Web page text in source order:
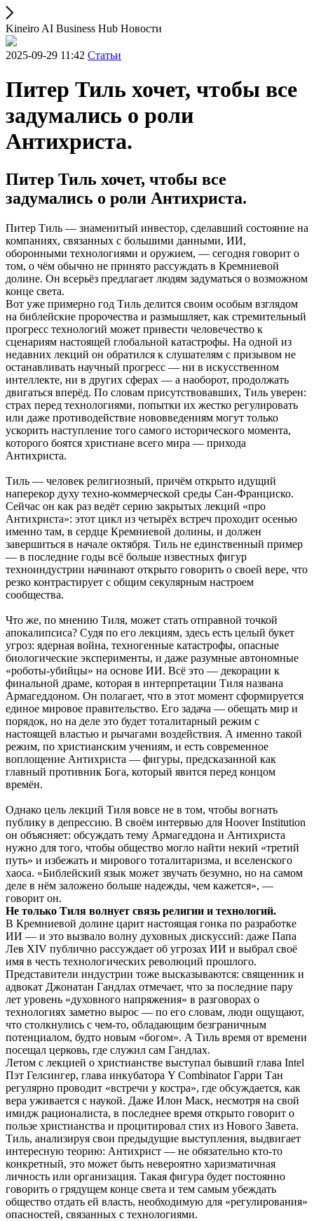
Kineiro AI Business Hub Новости
2025-09-29 11:42 Статьи
Питер Тиль хочет, чтобы все
задумались о роли
Антихриста.
Питер Тиль хочет, чтобы все
задумались о роли Антихриста.
Питер Тиль — знаменитый инвестор, сделавший состояние на
компаниях, связанных с большими данными, ИИ,
оборонными технологиями и оружием, — сегодня говорит о
том, о чём обычно не принято рассуждать в Кремниевой
долине. Он всерьёз предлагает людям задуматься о возможном
конце света.
Вот уже примерно год Тиль делится своим особым взглядом
на библейские пророчества и размышляет, как стремительный
прогресс технологий может привести человечество к
сценариям настоящей глобальной катастрофы. На одной из
недавних лекций он обратился к слушателям с призывом не
останавливать научный прогресс — ни в искусственном
интеллекте, ни в других сферах — а наоборот, продолжать
двигаться вперёд. По словам присутствовавших, Тиль уверен:
страх перед технологиями, попытки их жестко регулировать
или даже противодействие нововведениям могут только
ускорить наступление того самого исторического момента,
которого боятся христиане всего мира — прихода
Антихриста.
Тиль — человек религиозный, причём открыто идущий
наперекор духу техно-коммерческой среды Сан-Франциско.
Сейчас он как раз ведёт серию закрытых лекций «про
Антихриста»: этот цикл из четырёх встреч проходит осенью
именно там, в сердце Кремниевой долины, и должен
завершиться в начале октября. Тиль не единственный пример
— в последние годы всё больше известных фигур
техноиндустрии начинают открыто говорить о своей вере, что
резко контрастирует с общим секулярным настроем
сообщества.
Что же, по мнению Тиля, может стать отправной точкой
апокалипсиса? Судя по его лекциям, здесь есть целый букет
угроз: ядерная война, техногенные катастрофы, опасные
биологические эксперименты, и даже разумные автономные
«роботы-убийцы» на основе ИИ. Всё это — декорации к
финальной драме, которая в интерпретации Тиля названа
Армагеддоном. Он полагает, что в этот момент сформируется
единое мировое правительство. Его задача — обещать мир и
порядок, но на деле это будет тоталитарный режим с
настоящей властью и рычагами воздействия. А именно такой
режим, по христианским учениям, и есть современное
воплощение Антихриста — фигуры, предсказанной как
главный противник Бога, который явится перед концом
времён.
Однако цель лекций Тиля вовсе не в том, чтобы вогнать
публику в депрессию. В своём интервью для Hoover Institution
он объясняет: обсуждать тему Армагеддона и Антихриста
нужно для того, чтобы общество могло найти некий «третий
путь» и избежать и мирового тоталитаризма, и вселенского
хаоса. «Библейский язык может звучать безумно, но на самом
деле в нём заложено больше надежды, чем кажется», —
говорит он.
Не только Тиля волнует связь религии и технологий.
В Кремниевой долине царит настоящая гонка по разработке
ИИ — и это вызвало волну духовных дискуссий: даже Папа
Лев XIV публично рассуждает об угрозах ИИ и выбрал своё
имя в честь технологических революций прошлого.
Представители индустрии тоже высказываются: священник и
адвокат Джонатан Гандлах отмечает, что за последние пару
лет уровень «духовного напряжения» в разговорах о
технологиях заметно вырос — по его словам, люди ощущают,
что столкнулись с чем-то, обладающим безграничным
потенциалом, будто новым «богом». А Тиль время от времени
посещал церковь, где служил сам Гандлах.
Летом с лекцией о христианстве выступал бывший глава Intel
Пэт Гелсингер, глава инкубатора Y Combinator Гарри Тан
регулярно проводит «встречи у костра», где обсуждается, как
вера уживается с наукой. Даже Илон Маск, несмотря на свой
имидж рационалиста, в последнее время открыто говорит о
пользе христианства и процитировал стих из Нового Завета.
Тиль, анализируя свои предыдущие выступления, выдвигает
интересную теорию: Антихрист — не обязательно кто-то
конкретный, это может быть невероятно харизматичная
личность или организация. Такая фигура будет постоянно
говорить о грядущем конце света и тем самым убеждать
общество отдать ей власть, необходимую для «регулирования»
опасностей, связанных с технологиями.